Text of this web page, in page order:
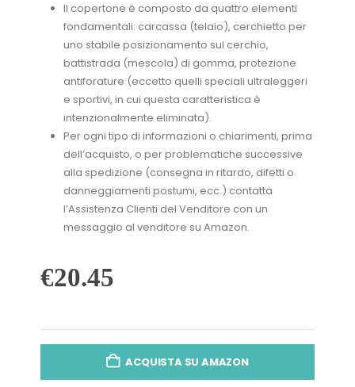
Il copertone è composto da quattro elementi
fondamentali: carcassa (telaio), cerchietto per
uno stabile posizionamento sul cerchio,
battistrada (mescola) di gomma, protezione
antiforature (eccetto quelli speciali ultraleggeri
e sportivi, in cui questa caratteristica è
intenzionalmente eliminata).
Per ogni tipo di informazioni o chiarimenti, prima
dell’acquisto, o per problematiche successive
alla spedizione (consegna in ritardo, difetti o
danneggiamenti postumi, ecc.) contatta
l’Assistenza Clienti del Venditore con un
messaggio al venditore su Amazon.
€20.45
ACQUISTA SU AMAZON